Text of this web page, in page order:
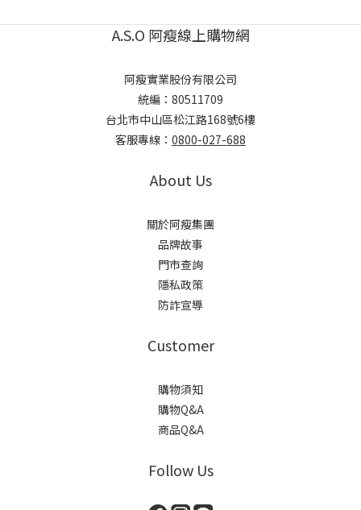
A.S.O 阿瘦線上購物網
阿瘦實業股份有限公司
統編：80511709
台北市中山區松江路168號6樓
客服專線： 0800-027-688
About Us
關於阿瘦集團
品牌故事
門市查詢
隱私政策
防詐宣導
Customer
購物須知
購物Q&A
商品Q&A
Follow Us